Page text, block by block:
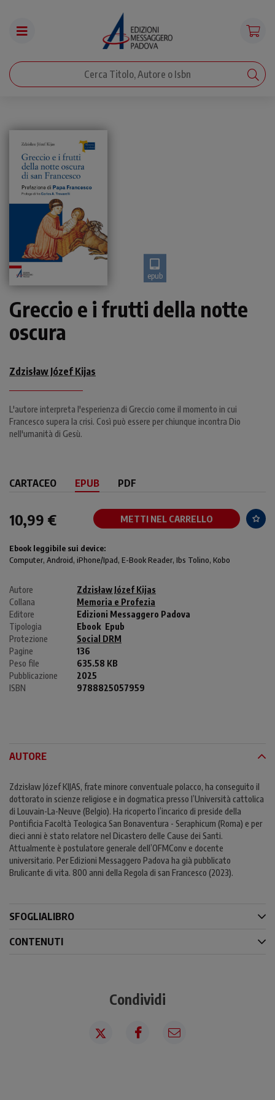
epub
Greccio e i frutti della notte
oscura
Zdzisław Józef Kijas
L'autore interpreta l'esperienza di Greccio come il momento in cui
Francesco supera la crisi. Così può essere per chiunque incontra Dio
nell'umanità di Gesù.
CARTACEO EPUB PDF
10,99 € METTI NEL CARRELLO
Ebook leggibile sui device:
Computer, Android, iPhone/Ipad, E-Book Reader, Ibs Tolino, Kobo
Autore
Zdzisław Józef Kijas
Collana
Memoria e Profezia
Editore
Edizioni Messaggero Padova
Tipologia
Ebook Epub
Protezione
Social DRM
Pagine
136
Peso file
635.58 KB
Pubblicazione
2025
ISBN
9788825057959
AUTORE
Zdzisław Józef KIJAS, frate minore conventuale polacco, ha conseguito il
dottorato in scienze religiose e in dogmatica presso l’Università cattolica
di Louvain-La-Neuve (Belgio). Ha ricoperto l’incarico di preside della
Pontificia Facoltà Teologica San Bonaventura - Seraphicum (Roma) e per
dieci anni è stato relatore nel Dicastero delle Cause dei Santi.
Attualmente è postulatore generale dell’OFMConv e docente
universitario. Per Edizioni Messaggero Padova ha già pubblicato
Brulicante di vita. 800 anni della Regola di san Francesco (2023).
SFOGLIALIBRO
CONTENUTI
Condividi